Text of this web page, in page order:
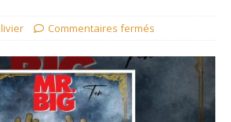
Commentaires fermés